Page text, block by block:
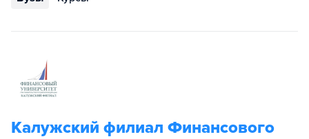
Калужский филиал Финансового